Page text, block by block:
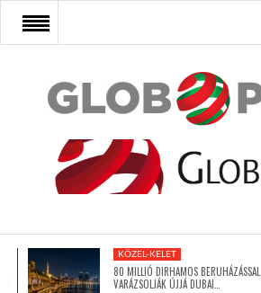
FŐOLDAL
AFRIKA
ÁZSIA
KÖZEL-KELET
80 MILLIÓ DIRHAMOS BERUHÁZÁSSAL
VARÁZSOLJÁK ÚJJÁ DUBAI…